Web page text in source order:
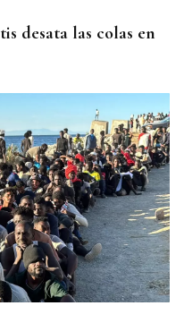
desata las colas en